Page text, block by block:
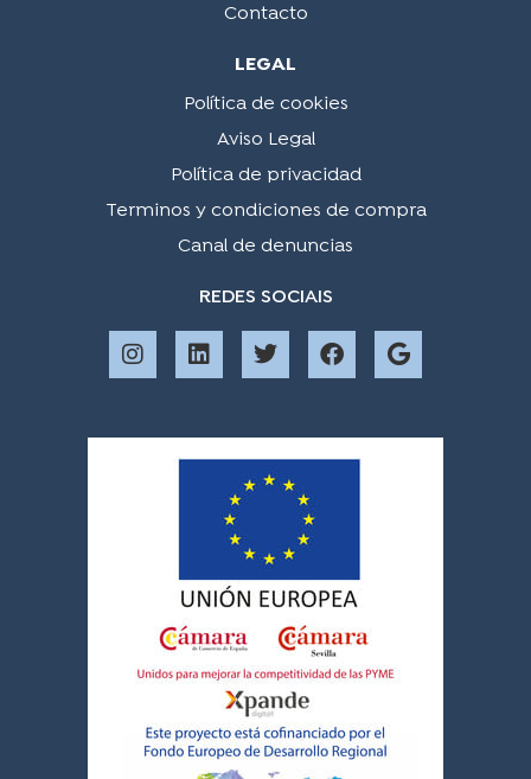
Contacto
LEGAL
Política de cookies
Aviso Legal
Política de privacidad
Terminos y condiciones de compra
Canal de denuncias
REDES SOCIAIS